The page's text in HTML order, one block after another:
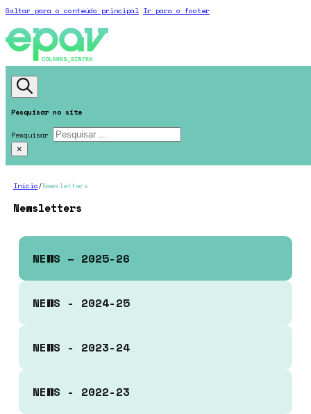
Saltar para o conteúdo principal Ir para o footer
Pesquisar no site
Pesquisar
×
Início/Newsletters
Newsletters
NEWS – 2025-26
NEWS - 2024-25
NEWS - 2023-24
NEWS - 2022-23